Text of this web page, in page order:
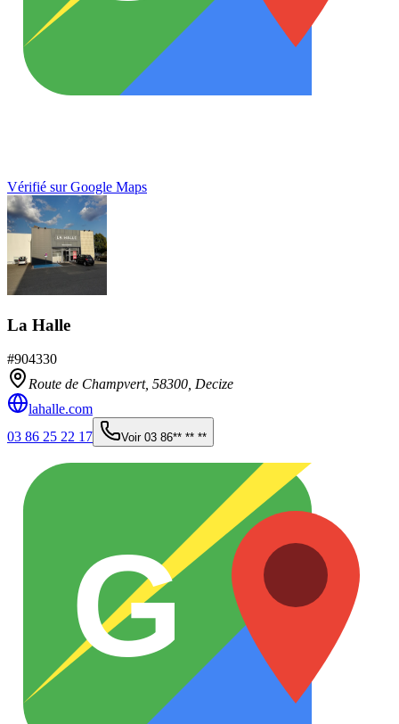
Vérifié sur Google Maps
La Halle
#904330
Route de Champvert, 58300 Decize
lahalle.com
03 86 25 22 17
Voir 03 86** ** **
G